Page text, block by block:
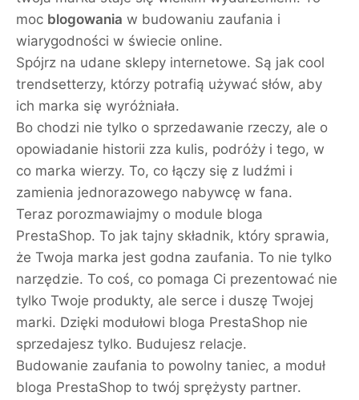
moc blogowania w budowaniu zaufania i
wiarygodności w świecie online.
Spójrz na udane sklepy internetowe. Są jak cool
trendsetterzy, którzy potrafią używać słów, aby
ich marka się wyróżniała.
Bo chodzi nie tylko o sprzedawanie rzeczy, ale o
opowiadanie historii zza kulis, podróży i tego, w
co marka wierzy. To, co łączy się z ludźmi i
zamienia jednorazowego nabywcę w fana.
Teraz porozmawiajmy o module bloga
PrestaShop. To jak tajny składnik, który sprawia,
że Twoja marka jest godna zaufania. To nie tylko
narzędzie. To coś, co pomaga Ci prezentować nie
tylko Twoje produkty, ale serce i duszę Twojej
marki. Dzięki modułowi bloga PrestaShop nie
sprzedajesz tylko. Budujesz relacje.
Budowanie zaufania to powolny taniec, a moduł
bloga PrestaShop to twój sprężysty partner.